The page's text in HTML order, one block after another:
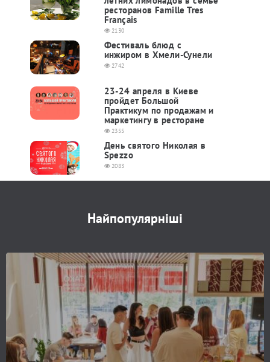
ресторанов Famille Tres
Français
2130
Фестиваль блюд с
инжиром в Хмели-Сунели
2742
23-24 апреля в Киеве
пройдет Большой
Практикум по продажам и
маркетингу в ресторане
2355
День святого Николая в
Spezzo
2083
Найпопулярніші